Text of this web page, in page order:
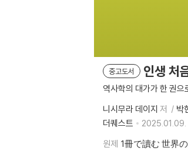
중고도서 인생 처
역사학의 대가가 한 권
니시무라 데이지 저 박
더퀘스트
2025.01.09.
원제 1冊で讀む 世界